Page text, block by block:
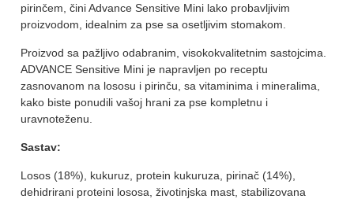
pirinčem, čini Advance Sensitive Mini lako probavljivim
proizvodom, idealnim za pse sa osetljivim stomakom.
Proizvod sa pažljivo odabranim, visokokvalitetnim sastojcima.
ADVANCE Sensitive Mini je napravljen po receptu
zasnovanom na lososu i pirinču, sa vitaminima i mineralima,
kako biste ponudili vašoj hrani za pse kompletnu i
uravnoteženu.
Sastav:
Losos (18%), kukuruz, protein kukuruza, pirinač (14%),
dehidrirani proteini lososa, životinjska mast, stabilizovana